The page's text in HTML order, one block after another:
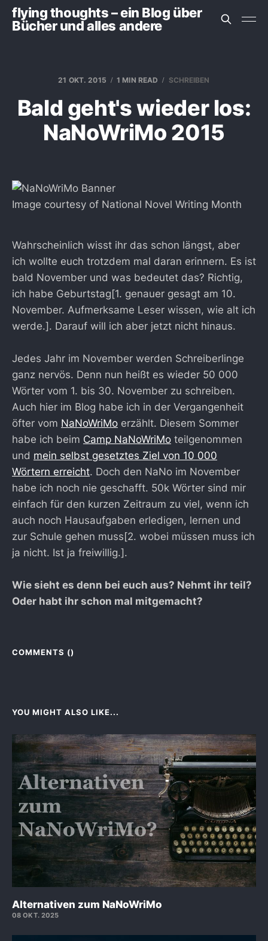
flying thoughts – ein Blog über
Bücher und alles andere
21 OKT. 2015 1 MIN READ SCHREIBEN
Bald geht's wieder los:
NaNoWriMo 2015
Image courtesy of National Novel Writing Month
Wahrscheinlich wisst ihr das schon längst, aber
ich wollte euch trotzdem mal daran erinnern. Es ist
bald November und was bedeutet das? Richtig,
ich habe Geburtstag[1. genauer gesagt am 10.
November. Aufmerksame Leser wissen, wie alt ich
werde.]. Darauf will ich aber jetzt nicht hinaus.
Jedes Jahr im November werden Schreiberlinge
ganz nervös. Denn nun heißt es wieder 50 000
Wörter vom 1. bis 30. November zu schreiben.
Auch hier im Blog habe ich in der Vergangenheit
öfter vom NaNoWriMo erzählt. Diesem Sommer
habe ich beim Camp NaNoWriMo teilgenommen
und mein selbst gesetztes Ziel von 10 000
Wörtern erreicht. Doch den NaNo im November
habe ich noch nie geschafft. 50k Wörter sind mir
einfach für den kurzen Zeitraum zu viel, wenn ich
auch noch Hausaufgaben erledigen, lernen und
zur Schule gehen muss[2. wobei müssen muss ich
ja nicht. Ist ja freiwillig.].
Wie sieht es denn bei euch aus? Nehmt ihr teil?
Oder habt ihr schon mal mitgemacht?
COMMENTS ()
YOU MIGHT ALSO LIKE...
Alternativen zum NaNoWriMo
08 OKT. 2025